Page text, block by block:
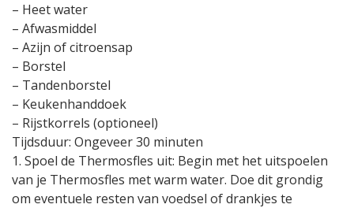
– Heet water
– Afwasmiddel
– Azijn of citroensap
– Borstel
– Tandenborstel
– Keukenhanddoek
– Rijstkorrels (optioneel)
Tijdsduur: Ongeveer 30 minuten
1. Spoel de Thermosfles uit: Begin met het uitspoelen
van je Thermosfles met warm water. Doe dit grondig
om eventuele resten van voedsel of drankjes te